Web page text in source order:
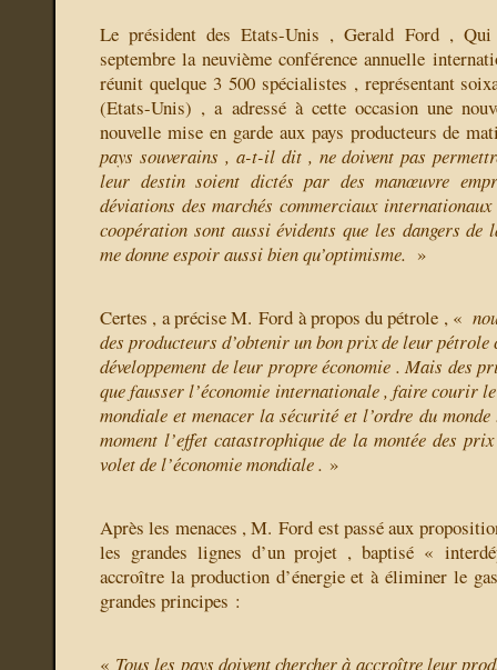
Le président des Etats-Unis , Gerald Ford ,
septembre la neuvième conférence annuelle
réunit quelque 3 500 spécialistes , représentant
(Etats-Unis) , a adressé à cette occasion une
nouvelle mise en garde aux pays producteurs de
pays souverains , a-t-il dit , ne doivent pas
leur destin soient dictés par des manœuvre
déviations des marchés commerciaux
coopération sont aussi évidents que les dangers
me donne espoir aussi bien qu’optimisme. »
Certes , a précise M. Ford à propos du pétrole , «
des producteurs d’obtenir un bon prix de leur pétrole
développement de leur propre économie . Mais des
que fausser l’économie internationale , faire courir
mondiale et menacer la sécurité et l’ordre du
moment l’effet catastrophique de la montée des
volet de l’économie mondiale . »
Après les menaces , M. Ford est passé aux
les grandes lignes d’un projet , baptisé «
accroître la production d’énergie et à éliminer le
grandes principes :
« Tous les pays doivent chercher à accroître leur